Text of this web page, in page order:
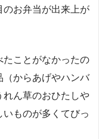
のお弁当が出来上が
たことがなかったの
（からあげやハンバ
れん草のおひたしや
ものが多くてびっ